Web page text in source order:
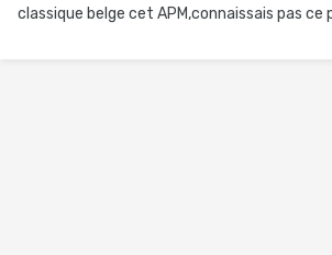
classique belge cet APM,connaissais pas